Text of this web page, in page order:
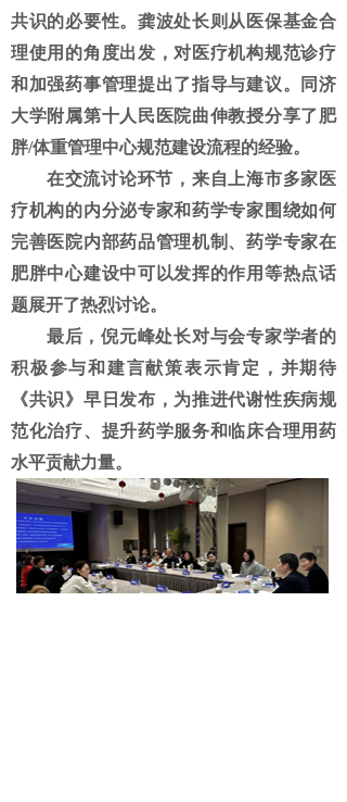
共识的必要性。龚波处长则从医保基金合
理使用的角度出发，对医疗机构规范诊疗
和加强药事管理提出了指导与建议。同济
大学附属第十人民医院曲伸教授分享了肥
胖/体重管理中心规范建设流程的经验。
在交流讨论环节，来自上海市多家医
疗机构的内分泌专家和药学专家围绕如何
完善医院内部药品管理机制、药学专家在
肥胖中心建设中可以发挥的作用等热点话
题展开了热烈讨论。
最后，倪元峰处长对与会专家学者的
积极参与和建言献策表示肯定，并期待
《共识》早日发布，为推进代谢性疾病规
范化治疗、提升药学服务和临床合理用药
水平贡献力量。